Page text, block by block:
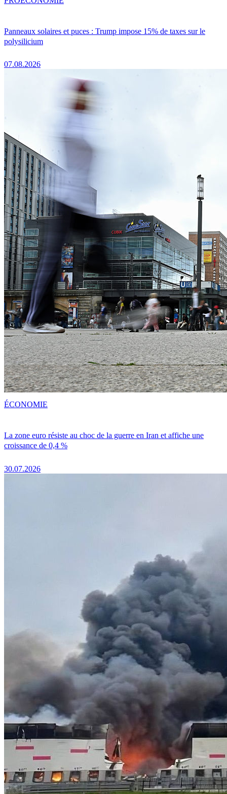
Panneaux solaires et puces : Trump impose 15% de taxes sur le
polysilicium
07.08.2026
La zone euro résiste au choc de la guerre en Iran et affiche une
croissance de 0,4 %
30.07.2026
ÉCONOMIE